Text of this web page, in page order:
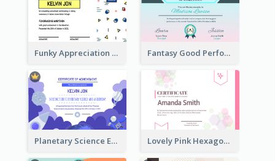
Funky Appreciation Letter For Fundraising Fantasy Good Performance Award Certificate
Planetary Science Education Certificate Lovely Pink Hexagonal Shapes Certification Design